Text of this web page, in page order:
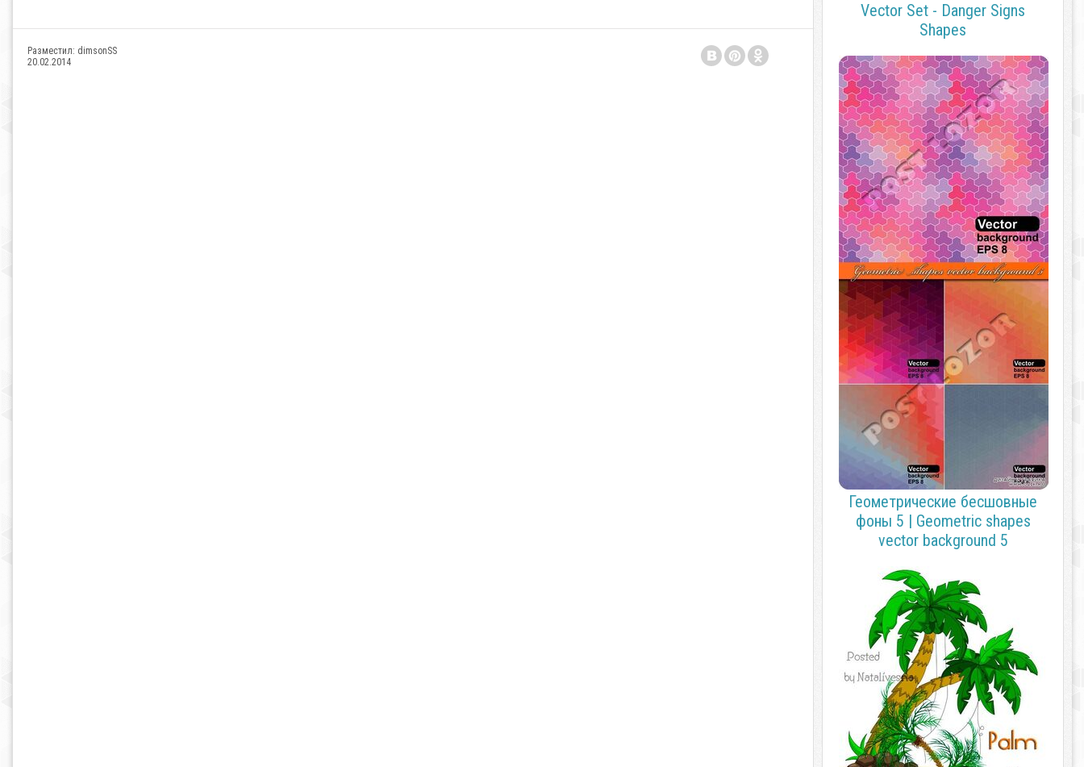
Разместил: dimsonSS
20.02.2014
Vector Set - Danger Signs
Shapes
Геометрические бесшовные
фоны 5 | Geometric shapes
vector background 5